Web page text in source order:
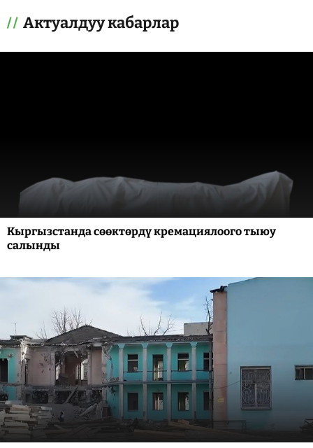
Актуалдуу кабарлар
Кыргызстанда сөөктөрдү кремациялоого тыюу
салынды